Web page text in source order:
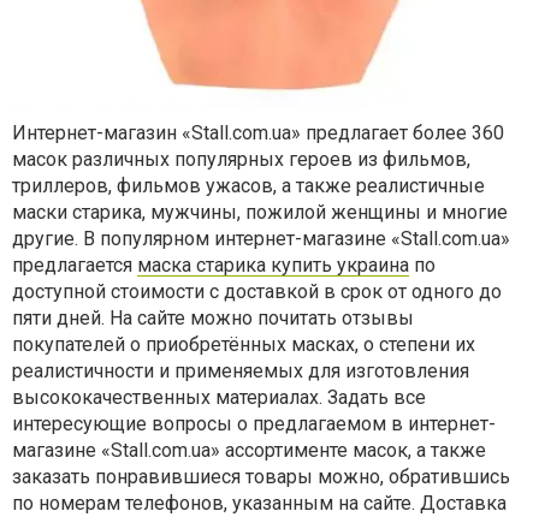
Интернет-магазин «Stall.com.ua» предлагает более 360
масок различных популярных героев из фильмов,
триллеров, фильмов ужасов, а также реалистичные
маски старика, мужчины, пожилой женщины и многие
другие. В популярном интернет-магазине «Stall.com.ua»
предлагается маска старика купить украина по
доступной стоимости с доставкой в срок от одного до
пяти дней. На сайте можно почитать отзывы
покупателей о приобретённых масках, о степени их
реалистичности и применяемых для изготовления
высококачественных материалах. Задать все
интересующие вопросы о предлагаемом в интернет-
магазине «Stall.com.ua» ассортименте масок, а также
заказать понравившиеся товары можно, обратившись
по номерам телефонов, указанным на сайте. Доставка